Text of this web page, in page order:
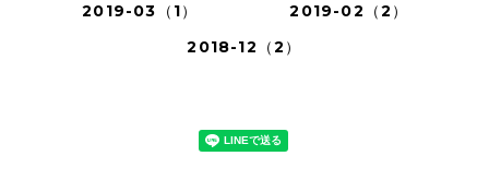
2019-03（1）
2019-02（2）
2018-12（2）